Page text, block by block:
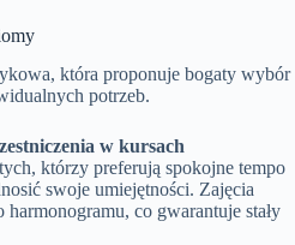
która proponuje bogaty wybór
potrzeb.
w kursach
którzy preferują spokojne tempo
swoje umiejętności. Zajęcia
co gwarantuje stały